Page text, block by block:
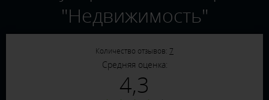
"Недвижимость"
Количество отзывов: 7
Средняя оценка:
4,3